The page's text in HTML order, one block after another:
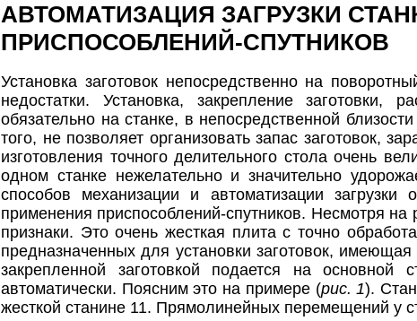
АВТОМАТИЗАЦИЯ ЗАГРУЗКИ
ПРИСПОСОБЛЕНИЙ-СПУТНИКОВ
Установка заготовок непосредственно на
недостатки. Установка, закрепление заготовки,
обязательно на станке, в непосредственной
того, не позволяет организовать запас заготовок,
изготовления точного делительного стола очень
одном станке нежелательно и значительно
способов механизации и автоматизации
применения приспособлений-спутников. Несмотря
признаки. Это очень жесткая плита с точно
предназначенных для установки заготовок,
закрепленной заготовкой подается на
автоматически. Поясним это на примере (рис. 1).
жесткой станине 11. Прямолинейных перемещений у